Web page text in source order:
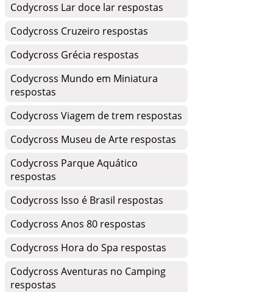
Codycross Lar doce lar respostas
Codycross Cruzeiro respostas
Codycross Grécia respostas
Codycross Mundo em Miniatura
respostas
Codycross Viagem de trem respostas
Codycross Museu de Arte respostas
Codycross Parque Aquático
respostas
Codycross Isso é Brasil respostas
Codycross Anos 80 respostas
Codycross Hora do Spa respostas
Codycross Aventuras no Camping
respostas